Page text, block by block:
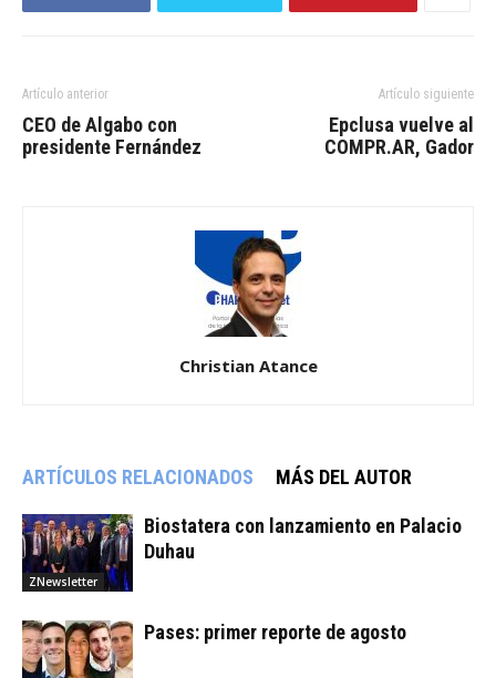
Artículo anterior
CEO de Algabo con
presidente Fernández
Artículo siguiente
Epclusa vuelve al
COMPR.AR, Gador
Christian Atance
ARTÍCULOS RELACIONADOS MÁS DEL AUTOR
ZNewsletter
Biostatera con lanzamiento en Palacio
Duhau
Pases: primer reporte de agosto